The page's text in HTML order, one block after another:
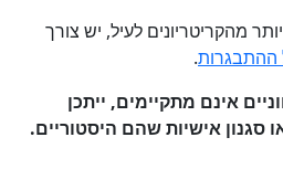
מהקריטריונים לעיל, יש צורך
ההתבגרות.
אינם מתקיימים, ייתכן
סגנון אישיות שהם היסטוריים.